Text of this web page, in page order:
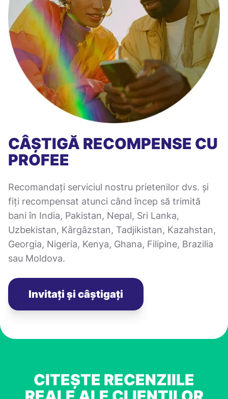
CÂȘTIGĂ RECOMPENSE CU
PROFEE
Recomandați serviciul nostru prietenilor dvs. și
fiți recompensat atunci când încep să trimită
bani în India, Pakistan, Nepal, Sri Lanka,
Uzbekistan, Kârgâzstan, Tadjikistan, Kazahstan,
Georgia, Nigeria, Kenya, Ghana, Filipine, Brazilia
sau Moldova.
Invitați și câștigați
CITEȘTE RECENZIILE